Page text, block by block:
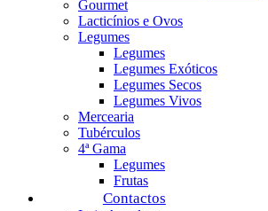
Gourmet
Lacticínios e Ovos
Legumes
Legumes
Legumes Exóticos
Legumes Secos
Legumes Vivos
Mercearia
Tubérculos
4ª Gama
Legumes
Frutas
Contactos